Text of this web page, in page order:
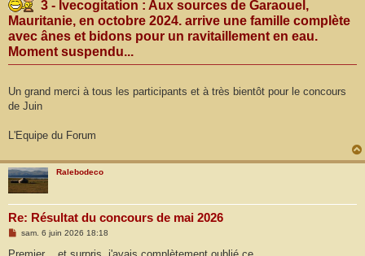
3 - Ivecogitation : Aux sources de Garaouel,
Mauritanie, en octobre 2024. arrive une famille complète
avec ânes et bidons pour un ravitaillement en eau.
Moment suspendu...
Un grand merci à tous les participants et à très bientôt pour le concours
de Juin
L'Equipe du Forum
Ralebodeco
Re: Résultat du concours de mai 2026
M
s
sam. 6 juin 2026 18:18